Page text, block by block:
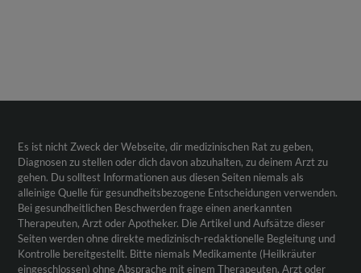
Es ist nicht Zweck der Webseite, dir medizinischen Rat zu geben,
Diagnosen zu stellen oder dich davon abzuhalten, zu deinem Arzt zu
gehen. Du solltest Informationen aus diesen Seiten niemals als
alleinige Quelle für gesundheitsbezogene Entscheidungen verwenden.
Bei gesundheitlichen Beschwerden frage einen anerkannten
Therapeuten, Arzt oder Apotheker. Die Artikel und Aufsätze dieser
Seiten werden ohne direkte medizinisch-redaktionelle Begleitung und
Kontrolle bereitgestellt. Bitte niemals Medikamente (Heilkräuter
eingeschlossen) ohne Absprache mit einem Therapeuten, Arzt oder